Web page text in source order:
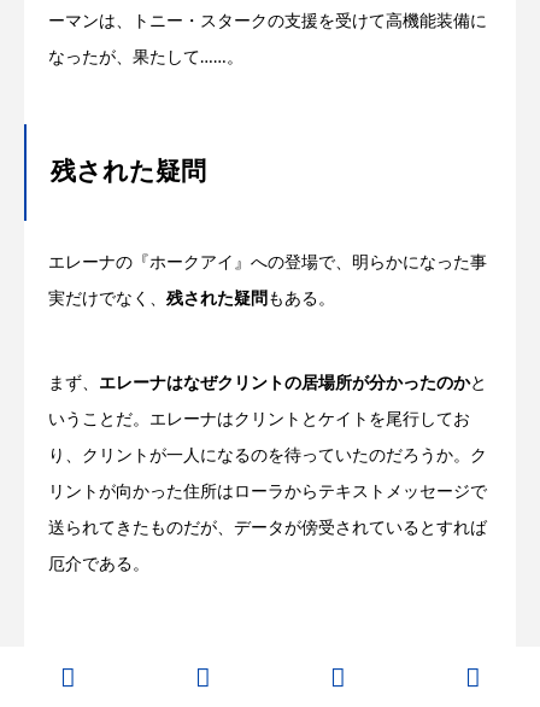
ーマンは、トニー・スタークの支援を受けて高機能装備に
なったが、果たして……。
残された疑問
エレーナの『ホークアイ』への登場で、明らかになった事
実だけでなく、 残された疑問 もある。
まず、 エレーナはなぜクリントの居場所が分かったのかと
いうことだ。エレーナはクリントとケイトを尾行してお
り、クリントが一人になるのを待っていたのだろうか。ク
リントが向かった住所はローラからテキストメッセージで
送られてきたものだが、データが傍受されているとすれば
厄介である。